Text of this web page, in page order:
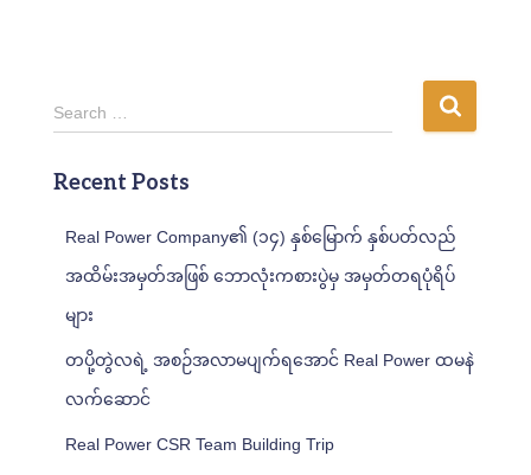
S
e
r
Search …
Recent Posts
Real Power Company၏ (၁၄) နှစ်မြောက် နှစ်ပတ်လည်
အထိမ်းအမှတ်အဖြစ် ဘောလုံးကစားပွဲမှ အမှတ်တရပုံရိပ်
များ
တပို့တွဲလရဲ့ အစဉ်အလာမပျက်ရအောင် Real Power ထမနဲ
လက်ဆောင်
Real Power CSR Team Building Trip